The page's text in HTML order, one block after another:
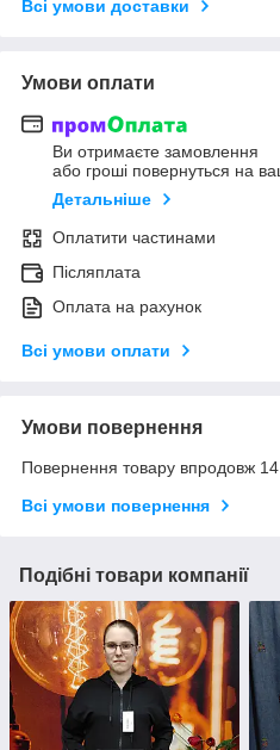
Всі умови доставки
Умови оплати
Ви отримаєте замовлення
або гроші повернуться на
Детальніше
Оплатити частинами
Післяплата
Оплата на рахунок
Всі умови оплати
Умови повернення
Повернення товару впродовж 14
Всі умови повернення
Подібні товари компанії